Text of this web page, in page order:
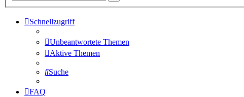
Schnellzugriff
Unbeantwortete Themen
Aktive Themen
Suche
FAQ